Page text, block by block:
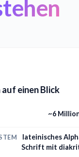
einen Blick
~6
lateinisches
Schrift mit